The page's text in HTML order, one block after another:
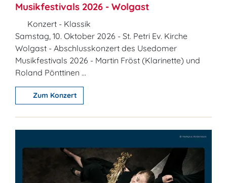
Musikfestivals 2026 - Wolgast
Konzert - Klassik
Samstag, 10. Oktober 2026 - St. Petri Ev. Kirche
Wolgast - Abschlusskonzert des Usedomer
Musikfestivals 2026 - Martin Fröst (Klarinette) und
Roland Pönttinen ...
Zum Konzert